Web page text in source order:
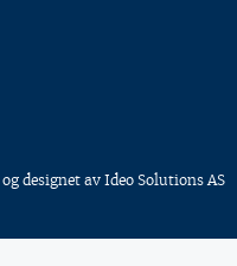
og designet av Ideo Solutions AS